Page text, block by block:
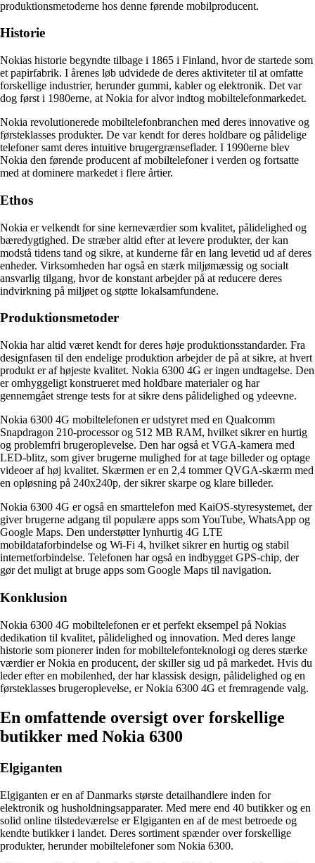
produktionsmetoderne hos denne førende mobilproducent.
Historie
Nokias historie begyndte tilbage i 1865 i Finland, hvor de startede som
et papirfabrik. I årenes løb udvidede de deres aktiviteter til at omfatte
forskellige industrier, herunder gummi, kabler og elektronik. Det var
dog først i 1980erne, at Nokia for alvor indtog mobiltelefonmarkedet.
Nokia revolutionerede mobiltelefonbranchen med deres innovative og
førsteklasses produkter. De var kendt for deres holdbare og pålidelige
telefoner samt deres intuitive brugergrænseflader. I 1990erne blev
Nokia den førende producent af mobiltelefoner i verden og fortsatte
med at dominere markedet i flere årtier.
Ethos
Nokia er velkendt for sine kerneværdier som kvalitet, pålidelighed og
bæredygtighed. De stræber altid efter at levere produkter, der kan
modstå tidens tand og sikre, at kunderne får en lang levetid ud af deres
enheder. Virksomheden har også en stærk miljømæssig og socialt
ansvarlig tilgang, hvor de konstant arbejder på at reducere deres
indvirkning på miljøet og støtte lokalsamfundene.
Produktionsmetoder
Nokia har altid været kendt for deres høje produktionsstandarder. Fra
designfasen til den endelige produktion arbejder de på at sikre, at hvert
produkt er af højeste kvalitet. Nokia 6300 4G er ingen undtagelse. Den
er omhyggeligt konstrueret med holdbare materialer og har
gennemgået strenge tests for at sikre dens pålidelighed og ydeevne.
Nokia 6300 4G mobiltelefonen er udstyret med en Qualcomm
Snapdragon 210-processor og 512 MB RAM, hvilket sikrer en hurtig
og problemfri brugeroplevelse. Den har også et VGA-kamera med
LED-blitz, som giver brugerne mulighed for at tage billeder og optage
videoer af høj kvalitet. Skærmen er en 2,4 tommer QVGA-skærm med
en opløsning på 240x240p, der sikrer skarpe og klare billeder.
Nokia 6300 4G er også en smarttelefon med KaiOS-styresystemet, der
giver brugerne adgang til populære apps som YouTube, WhatsApp og
Google Maps. Den understøtter lynhurtig 4G LTE
mobildataforbindelse og Wi-Fi 4, hvilket sikrer en hurtig og stabil
internetforbindelse. Telefonen har også en indbygget GPS-chip, der
gør det muligt at bruge apps som Google Maps til navigation.
Konklusion
Nokia 6300 4G mobiltelefonen er et perfekt eksempel på Nokias
dedikation til kvalitet, pålidelighed og innovation. Med deres lange
historie som pionerer inden for mobiltelefonteknologi og deres stærke
værdier er Nokia en producent, der skiller sig ud på markedet. Hvis du
leder efter en mobilenhed, der har klassisk design, pålidelighed og en
førsteklasses brugeroplevelse, er Nokia 6300 4G et fremragende valg.
En omfattende oversigt over forskellige
butikker med Nokia 6300
Elgiganten
Elgiganten er en af Danmarks største detailhandlere inden for
elektronik og husholdningsapparater. Med mere end 40 butikker og en
solid online tilstedeværelse er Elgiganten en af de mest betroede og
kendte butikker i landet. Deres sortiment spænder over forskellige
produkter, herunder mobiltelefoner som Nokia 6300.